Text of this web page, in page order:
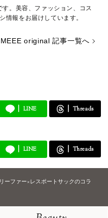
。美容、ファッション、コス
情報をお届けしています。
original 記事一覧へ
LINE Threads
LINE Threads
ーファー×レスポートサックのコラ